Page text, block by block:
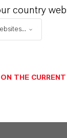
country
THE CURRENT